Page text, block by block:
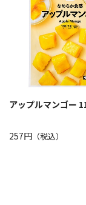
アップルマンゴー
257円 （税込）